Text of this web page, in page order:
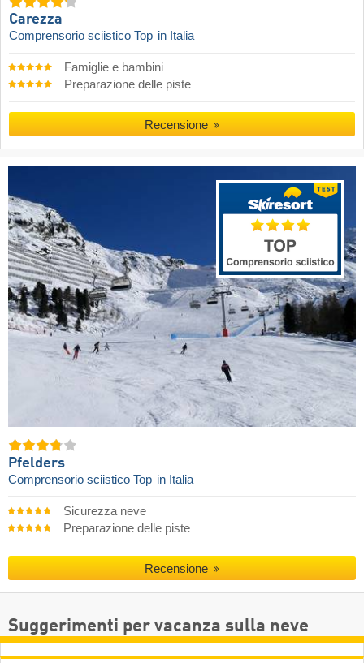
Carezza
Comprensorio sciistico Top in Italia
Famiglie e bambini
Preparazione delle piste
Recensione
Pfelders
Comprensorio sciistico Top in Italia
Sicurezza neve
Preparazione delle piste
Recensione
Suggerimenti per vacanza sulla neve